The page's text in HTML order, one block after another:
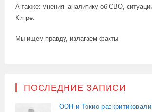
А также: мнения, аналитику об СВО,
Кипре.
Мы ищем правду, излагаем факты
ПОСЛЕДНИЕ ЗАПИСИ
ООН и Токио